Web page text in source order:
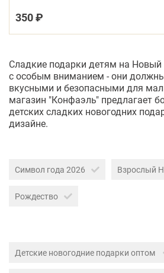
350 ₽
Сладкие подарки детям на Новый
с особым вниманием - они
вкусными и безопасными для
магазин "Конфаэль" предлагает
детских сладких новогодних
дизайне.
Символ года 2026 Взрослый
Рождество
Детские новогодние подарки оптом